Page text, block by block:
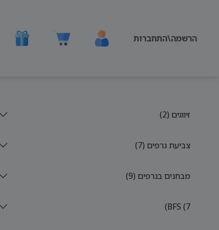
הרשמה\התחברות
זיווגים (2)
צביעת גרפים (7)
מבחנים בגרפים (9)
BFS (7)